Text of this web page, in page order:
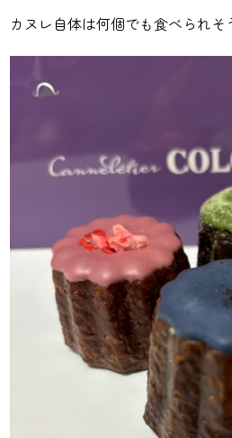
カヌレ自体は何個でも食べられ